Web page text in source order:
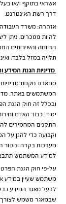
אשראי בתוקף ו/או
דרך רשת האינטרנט.
אזהרה: משרד העבודה,
להיות ממכרים. ניתן
תלויה במזל בלבד,
מדיניות הגנת המידע
סמארט נוקטת
המשתמשים באתר.
ובכלל זה חוק הגנת
התקנים המחמירים
וקבועה כדי להגן על
מערכות בקרה וניטור
למידע המשתמש
על-פי חוק הגנת
משתמש שעיין במידע
לבעל מאגר המידע
שבמאגר משמש לצורך